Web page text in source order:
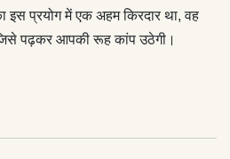
इस प्रयोग में एक अहम किरदार था, वह
पढ़कर आपकी रूह कांप उठेगी।